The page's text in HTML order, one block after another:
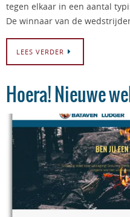
tegen elkaar in een aantal
De winnaar van de
LEES VERDER
Hoera! Nieuwe